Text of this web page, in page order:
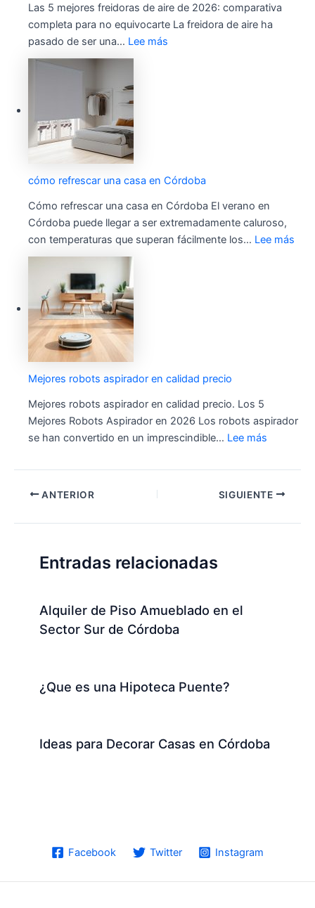
Las 5 mejores freidoras de aire de 2026: comparativa
completa para no equivocarte La freidora de aire ha
pasado de ser una… Lee más
cómo refrescar una casa en Córdoba
Cómo refrescar una casa en Córdoba El verano en
Córdoba puede llegar a ser extremadamente caluroso,
con temperaturas que superan fácilmente los… Lee más
Mejores robots aspirador en calidad precio
Mejores robots aspirador en calidad precio. Los 5
Mejores Robots Aspirador en 2026 Los robots aspirador
se han convertido en un imprescindible… Lee más
ANTERIOR SIGUIENTE
Entradas relacionadas
Alquiler de Piso Amueblado en el
Sector Sur de Córdoba
¿Que es una Hipoteca Puente?
Ideas para Decorar Casas en Córdoba
Facebook Twitter Instagram